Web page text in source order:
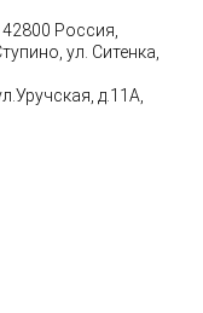
Россия,
ул. Ситенка,
д.11А,